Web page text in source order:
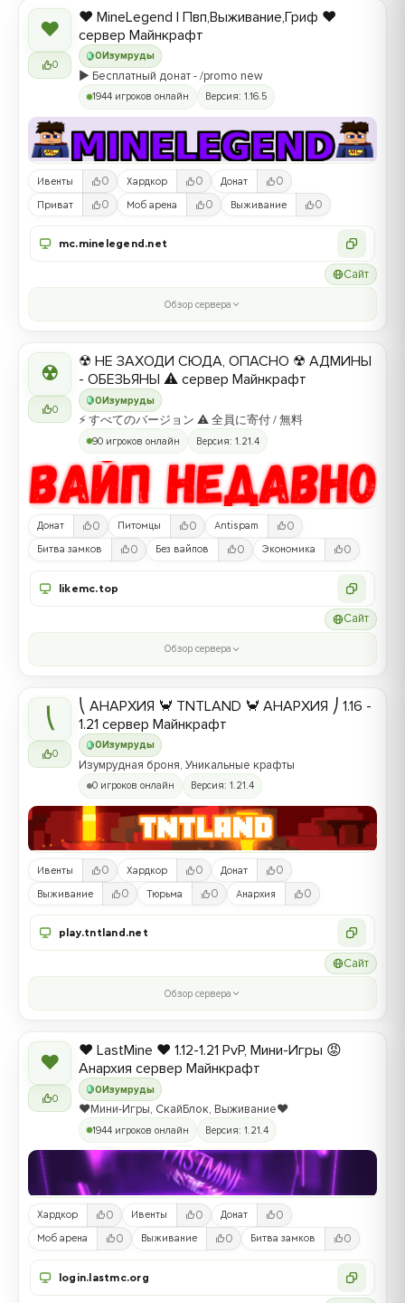
❤
0
0 Изумруды
❤️ MineLegend | Пвп,Выживание,Гриф ❤️
сервер Майнкрафт
▶️ Бесплатный донат - /promo new
1944 игроков онлайн Версия: 1.16.5
Ивенты 0 Хардкор 0 Донат 0
Приват 0 Моб арена 0 Выживание 0
mc.minelegend.net
Сайт
Обзор сервера
☢
0
0Изумруды
☢ НЕ ЗАХОДИ СЮДА, ОПАСНО ☢ АДМИНЫ
- ОБЕЗЬЯНЫ ⚠ сервер Майнкрафт
⚡ すべてのバージョン ⚠ 全員に寄付 / 無料
90 игроков онлайн Версия: 1.21.4
Донат 0 Питомцы 0 Antispam 0
Битва замков 0 Без вайпов 0 Экономика 0
likemc.top
Сайт
Обзор сервера
⎝
0
0 Изумруды
⎝ АНАРХИЯ 🦀 TNTLAND 🦀 АНАРХИЯ ⎠ 1.16 -
1.21 сервер Майнкрафт
Изумрудная броня, Уникальные крафты
0 игроков онлайн Версия: 1.21.4
Ивенты 0 Хардкор 0 Донат 0
Выживание 0 Тюрьма 0 Анархия 0
play.tntland.net
Сайт
Обзор сервера
❤
0
0Изумруды
❤️ LastMine ❤️ 1.12-1.21 PvP, Мини-Игры 😡
Анархия сервер Майнкрафт
❤️Мини-Игры, СкайБлок, Выживание❤️
1944 игроков онлайн Версия: 1.21.4
Хардкор 0 Ивенты 0 Донат 0
Моб арена 0 Выживание 0 Битва замков 0
login.lastmc.org